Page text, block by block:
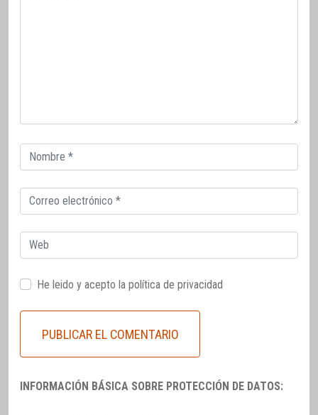
Correo
electrónico
Correo
electrónico
Web
He leido y acepto la política de privacidad
INFORMACIÓN BÁSICA SOBRE PROTECCIÓN DE DATOS: